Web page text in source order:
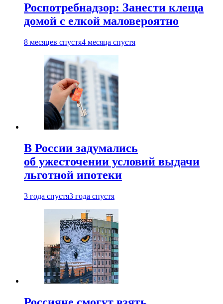
Роспотребнадзор: Занести клеща
домой с елкой маловероятно
8 месяцев спустя4 месяца спустя
В России задумались
об ужесточении условий выдачи
льготной ипотеки
3 года спустя3 года спустя